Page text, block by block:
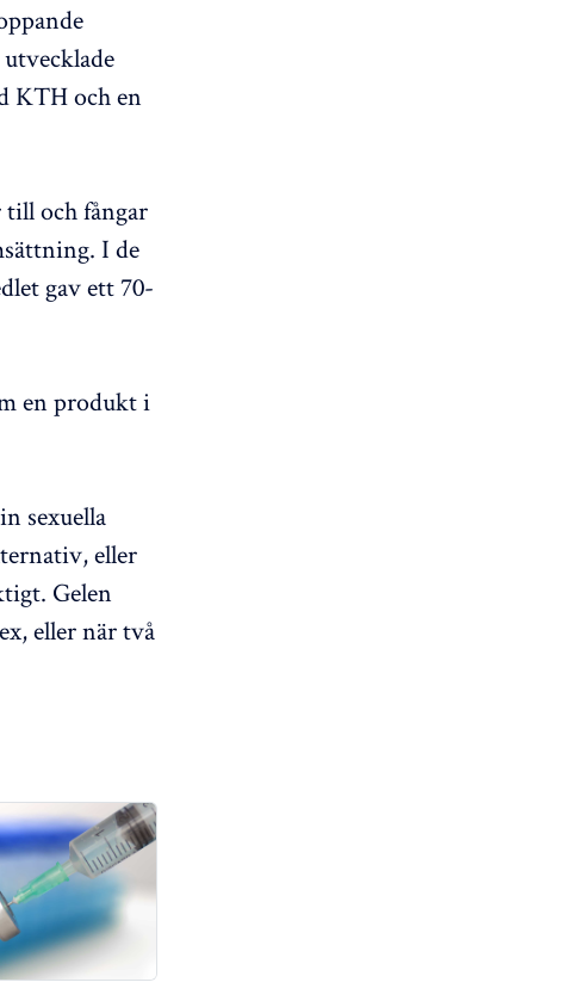
KTH och en
och fångar
I de
gav ett 70-
en produkt i
sexuella
eller
Gelen
eller när två